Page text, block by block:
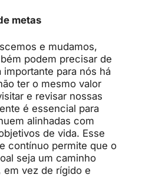
metas
e mudamos,
podem precisar de
importante para nós há
ter o mesmo valor
e revisar nossas
é essencial para
alinhadas com
de vida. Esse
contínuo permite que o
seja um caminho
em vez de rígido e